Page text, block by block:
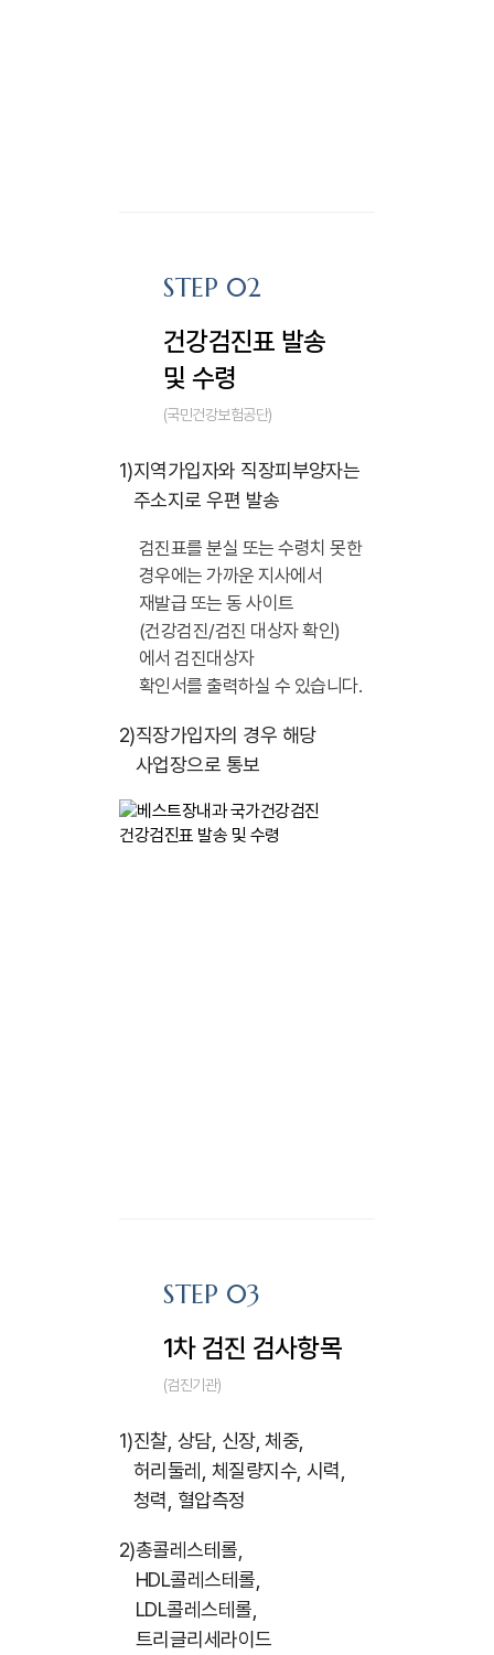
STEP 02
건강검진표 발송
및 수령
(국민건강보험공단)
1)지역가입자와 직장피부양자는
주소지로 우편 발송
검진표를 분실 또는 수령치 못한
경우에는 가까운 지사에서
재발급 또는 동 사이트
(건강검진/검진 대상자 확인)
에서 검진대상자
확인서를 출력하실 수 있습니다.
2)직장가입자의 경우 해당
사업장으로 통보
STEP 03
1차 검진 검사항목
(검진기관)
1)진찰, 상담, 신장, 체중,
허리둘레, 체질량지수, 시력,
청력, 혈압측정
2)총콜레스테롤,
HDL콜레스테롤,
LDL콜레스테롤,
트리글리세라이드